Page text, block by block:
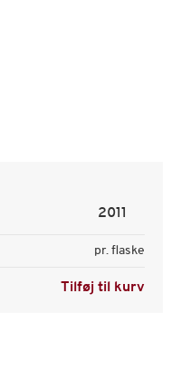
2011
pr. flaske
Tilføj til kurv